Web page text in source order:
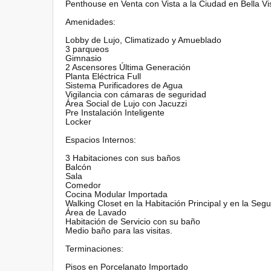
Penthouse en Venta con Vista a la Ciudad en Bella
Amenidades:
Lobby de Lujo, Climatizado y Amueblado
3 parqueos
Gimnasio
2 Ascensores Última Generación
Planta Eléctrica Full
Sistema Purificadores de Agua
Vigilancia con cámaras de seguridad
Área Social de Lujo con Jacuzzi
Pre Instalación Inteligente
Locker
Espacios Internos:
3 Habitaciones con sus baños
Balcón
Sala
Comedor
Cocina Modular Importada
Walking Closet en la Habitación Principal y en la
Área de Lavado
Habitación de Servicio con su baño
Medio baño para las visitas.
Terminaciones:
Pisos en Porcelanato Importado